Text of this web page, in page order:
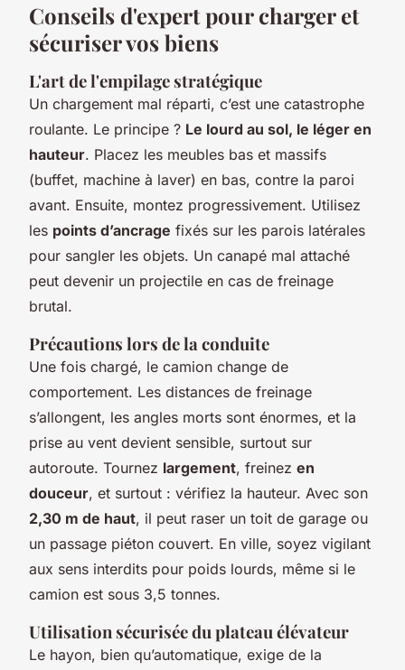
Conseils d'expert pour charger et
sécuriser vos biens
L'art de l'empilage stratégique
Un chargement mal réparti, c’est une catastrophe
roulante. Le principe ? Le lourd au sol, le léger en
hauteur. Placez les meubles bas et massifs
(buffet, machine à laver) en bas, contre la paroi
avant. Ensuite, montez progressivement. Utilisez
les points d’ancrage fixés sur les parois latérales
pour sangler les objets. Un canapé mal attaché
peut devenir un projectile en cas de freinage
brutal.
Précautions lors de la conduite
Une fois chargé, le camion change de
comportement. Les distances de freinage
s’allongent, les angles morts sont énormes, et la
prise au vent devient sensible, surtout sur
autoroute. Tournez largement, freinez en
douceur, et surtout : vérifiez la hauteur. Avec son
2,30 m de haut, il peut raser un toit de garage ou
un passage piéton couvert. En ville, soyez vigilant
aux sens interdits pour poids lourds, même si le
camion est sous 3,5 tonnes.
Utilisation sécurisée du plateau élévateur
Le hayon, bien qu’automatique, exige de la